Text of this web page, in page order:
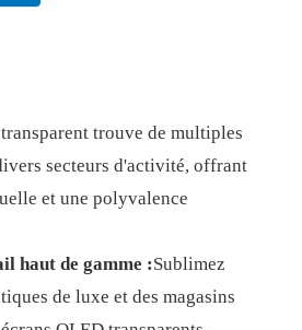
trouve de multiples
secteurs d'activité, offrant
et une polyvalence
haut de gamme :Sublimez
de luxe et des magasins